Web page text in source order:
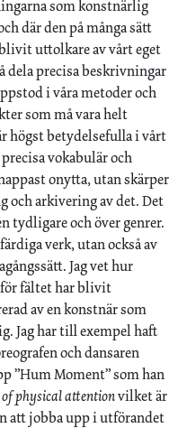
som konstnärlig
där den på många sätt
uttolkare av vårt eget
dela precisa beskrivningar
i våra metoder och
som må vara helt
högst betydelsefulla i vårt
vokabulär och
onytta, utan skärper
och arkivering av det. Det
tydligare och över genrer.
verk, utan också av
Jag vet hur
fältet har blivit
av en konstnär som
Jag har till exempel haft
och dansaren
”Hum Moment” som han
of physical attentionvilket är
att jobba upp i utförandet